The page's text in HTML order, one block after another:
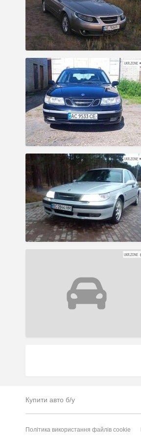
Купити авто б/у
Політика використання файлів cookie